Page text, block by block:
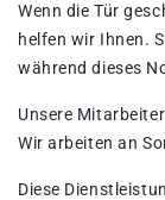
Wenn die Tür
helfen wir Ihnen.
während dieses
Unsere
Wir arbeiten an
Diese